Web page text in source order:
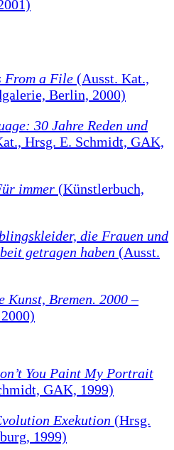
From a File (Ausst. Kat.,
Berlin, 2000)
30 Jahre Reden und
Hrsg. E. Schmidt, GAK,
immer (Künstlerbuch,
die Frauen und
getragen haben (Ausst.
Kunst, Bremen. 2000 –
You Paint My Portrait
GAK, 1999)
Exekution (Hrsg.
1999)